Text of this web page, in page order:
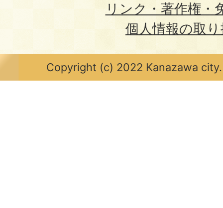
リンク・著作権・
個人情報の取
Copyright (c) 2022 Kanazawa